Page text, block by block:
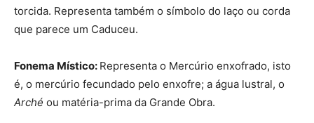
torcida. Representa também o símbolo do laço ou corda
que parece um Caduceu.
Fonema Místico: Representa o Mercúrio enxofrado, isto
é, o mercúrio fecundado pelo enxofre; a água lustral, o
Arché ou matéria-prima da Grande Obra.